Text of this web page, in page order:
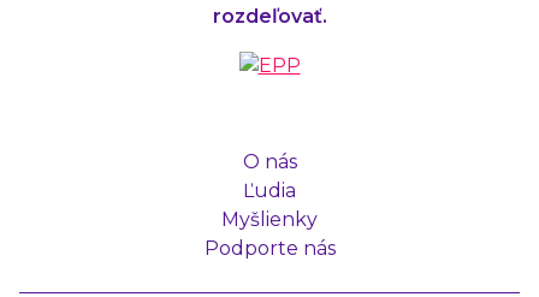
rozdeľovať.
O nás
Ľudia
Myšlienky
Podporte nás